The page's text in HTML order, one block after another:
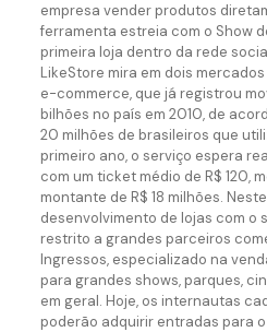
empresa vender produtos
ferramenta estreia com o Show
primeira loja dentro da rede
LikeStore mira em dois
e-commerce, que já registrou
bilhões no país em 2010, de
20 milhões de brasileiros que
primeiro ano, o serviço espera
com um ticket médio de R$ 120,
montante de R$ 18 milhões.
desenvolvimento de lojas com o
restrito a grandes parceiros
Ingressos, especializado na
para grandes shows, parques,
em geral. Hoje, os internautas
poderão adquirir entradas para